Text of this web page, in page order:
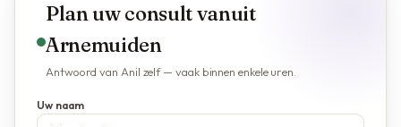
Plan uw consult vanuit
Arnemuiden
Antwoord van Anil zelf — vaak binnen enkele uren.
Uw naam